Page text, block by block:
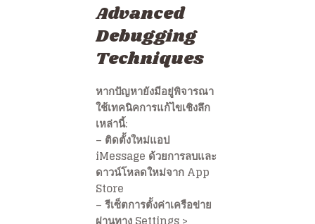
Advanced
Debugging
Techniques
หากปัญหายังมีอยู่พิจารณา
ใช้เทคนิคการแก้ไขเชิงลึก
เหล่านี้:
– ติดตั้งใหม่แอป
iMessage ด้วยการลบและ
ดาวน์โหลดใหม่จาก App
Store
– รีเซ็ตการตั้งค่าเครือข่าย